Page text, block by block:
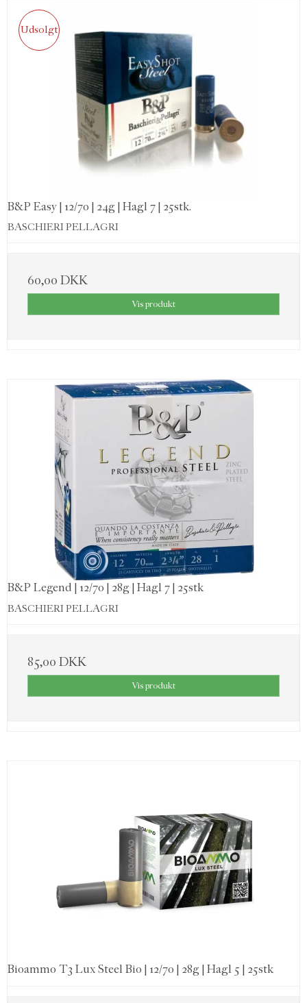
Udsolgt
B&P Easy | 12/70 | 24g | Hagl 7 | 25stk.
BASCHIERI PELLAGRI
60,00 DKK
Vis produkt
B&P Legend | 12/70 | 28g | Hagl 7 | 25stk
BASCHIERI PELLAGRI
85,00 DKK
Vis produkt
Bioammo T3 Lux Steel Bio | 12/70 | 28g | Hagl 5 | 25stk